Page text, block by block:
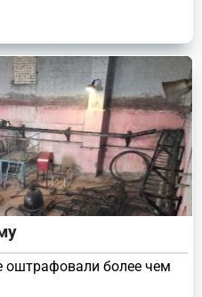
оштрафовали более чем